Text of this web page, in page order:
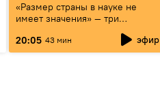
«Размер страны в науке не
имеет значения» — три
эксперта о сотрудничестве
России и Кыргызстана в
образовании и исследованиях
20:05 43 мин эфир